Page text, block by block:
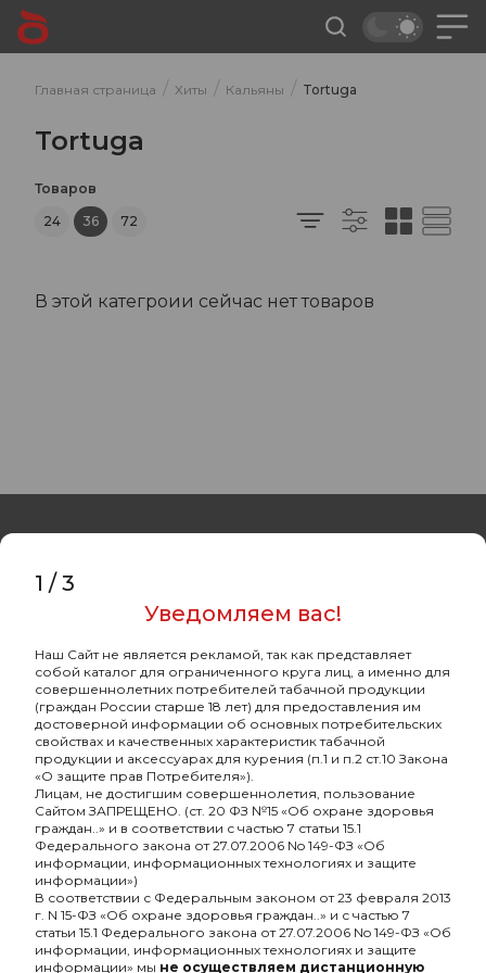
Главная страница / Хиты / Кальяны / Tortuga
Tortuga
Товаров
24
36 72
В этой категроии сейчас нет товаров
Оптовый портал
8 (495) 740-22-08
8 (800) 222-82-00
Время работы
пн-пт: с 10:00 до 19:00
info@oshisha.net
О компании
Покупателям
1 /3
Уведомляем вас!
Наш Сайт не является рекламой, так как представляет
собой каталог для ограниченного круга лиц, а именно для
совершеннолетних потребителей табачной продукции
(граждан России старше 18 лет) для предоставления им
достоверной информации об основных потребительских
свойствах и качественных характеристик табачной
продукции и аксессуарах для курения (п.1 и п.2 ст.10 Закона
«О защите прав Потребителя»).
Лицам, не достигшим совершеннолетия, пользование
Сайтом ЗАПРЕЩЕНО. (ст. 20 ФЗ №15 «Об охране здоровья
граждан..» и в соответствии с частью 7 статьи 15.1
Федерального закона от 27.07.2006 No 149-ФЗ «Об
информации, информационных технологиях и защите
информации»)
В соответствии с Федеральным законом от 23 февраля 2013
г. N 15-ФЗ «Об охране здоровья граждан..» и с частью 7
статьи 15.1 Федерального закона от 27.07.2006 No 149-ФЗ «Об
информации, информационных технологиях и защите
информации» мы не осуществляем дистанционную